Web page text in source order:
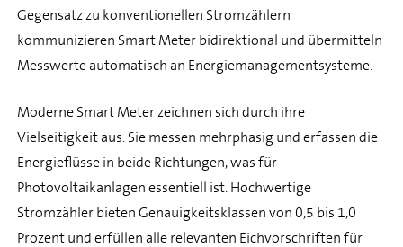
Gegensatz zu konventionellen Stromzählern
kommunizieren Smart Meter bidirektional und übermitteln
Messwerte automatisch an Energiemanagementsysteme.
Moderne Smart Meter zeichnen sich durch ihre
Vielseitigkeit aus. Sie messen mehrphasig und erfassen die
Energieflüsse in beide Richtungen, was für
Photovoltaikanlagen essentiell ist. Hochwertige
Stromzähler bieten Genauigkeitsklassen von 0,5 bis 1,0
Prozent und erfüllen alle relevanten Eichvorschriften für